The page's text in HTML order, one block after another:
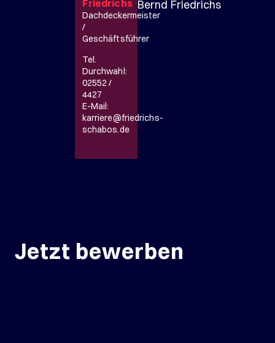
Friedrichs
Dachdeckermeister
/
Geschäftsführer
Tel.
Durchwahl:
02552 /
4427
E-Mail:
karriere@friedrichs-
schabos.de
Bernd Friedrichs
Jetzt bewerben